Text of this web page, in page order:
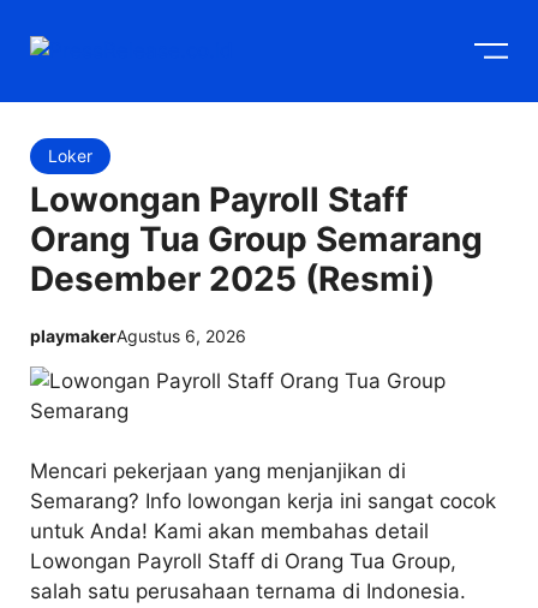
Loker
Lowongan Payroll Staff
Orang Tua Group Semarang
Desember 2025 (Resmi)
playmakerAgustus 6, 2026
Mencari pekerjaan yang menjanjikan di
Semarang? Info lowongan kerja ini sangat cocok
untuk Anda! Kami akan membahas detail
Lowongan Payroll Staff di Orang Tua Group,
salah satu perusahaan ternama di Indonesia.